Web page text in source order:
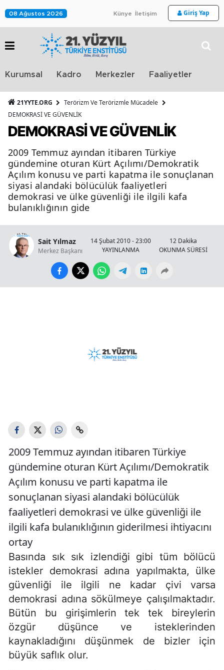
08 Ağustos 2026 Künye İletişim Giriş Yap
Kurumsal Kadro Merkezler Faaliyetler
21YYTE.ORG
Terörizm Ve Terörizmle Mücadele
DEMOKRASİ VE GÜVENLİK
DEMOKRASİ VE GÜVENLİK
2009 Temmuz ayından itibaren Türkiye
gündemine oturan Kürt Açılımı/Demokratik
Açılım konusu ve parti kapatma ile sonuçlanan
siyasi alandaki bölücülük faaliyetleri
demokrasi ve ülke güvenliği ile ilgili kafa
bulanıklığının gide
Sait Yılmaz
Merkez Başkanı
14 Şubat 2010 - 23:00
YAYINLANMA
12 Dakika
OKUNMA SÜRESİ
2009 Temmuz ayından itibaren Türkiye
gündemine oturan Kürt Açılımı/Demokratik
Açılım konusu ve parti kapatma ile
sonuçlanan siyasi alandaki bölücülük
faaliyetleri demokrasi ve ülke güvenliği ile
ilgili kafa bulanıklığının giderilmesi ihtiyacını
ortay
Basında sık sık izlendiği gibi tüm bölücü
istekler demokrasi adına yapılmakta, ülke
güvenliği ile ilgili ne kadar çivi varsa
demokrasi adına sökülmeye çalışılmaktadır.
Bütün bu girişimlerin tek tek bireylerin
özgür düşünce ve isteklerinden
kaynakladığını düşünmek de bizler için
büyük saflık olur.